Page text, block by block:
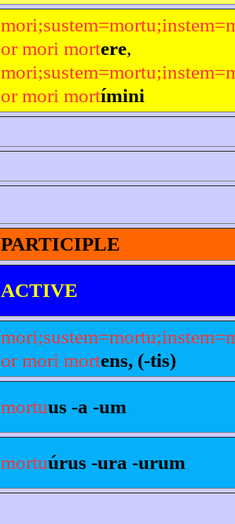
or mori mortere,
or mori mortímini
PARTICIPLE
ACTIVE
or mori mortens, (-tis)
mortuus -a -um
mortuúrus -ura -urum